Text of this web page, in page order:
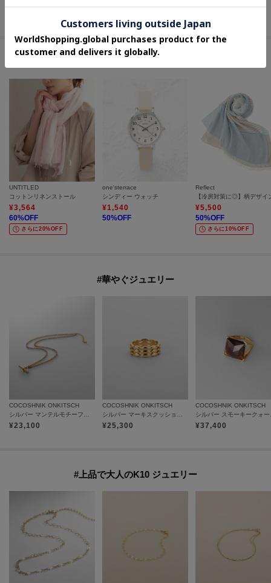
UNTITLED
コットンリネンストール
¥3,564
60%OFF
さらに20%OFF
one'sterrace
シンディー ウォッチ
¥1,540
50%OFF
Reflect
¥5,500
50%OFF
さらに10%OFF
#華やぐジュエリー
COCOSHNIK ONKITSCH
¥23,100
COCOSHNIK ONKITSCH
¥25,300
COCOSHNIK ONKITSCH
¥37,400
#上品で大人のK10 ジュエリー